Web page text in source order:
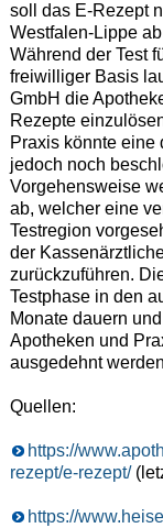
soll das E-Rezept
Westfalen-Lippe
Während der Test
freiwilliger Basis
GmbH die
Rezepte
Praxis könnte eine
jedoch noch
Vorgehensweise
ab, welcher eine
Testregion
der
zurückzuführen.
Testphase in den
Monate dauern
Apotheken und
ausgedehnt
Quellen:
https://
rezept/e-rezept/
https://